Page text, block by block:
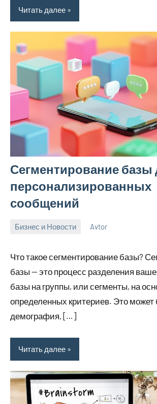
Читать далее
Сегментирование базы
персонализированных
сообщений
Бизнес и Новости
2026
Avtor
Что такое сегментирование базы?
базы — это процесс разделения
базы на группы, или сегменты, на
определенных критериев. Это может
демография, […]
Читать далее